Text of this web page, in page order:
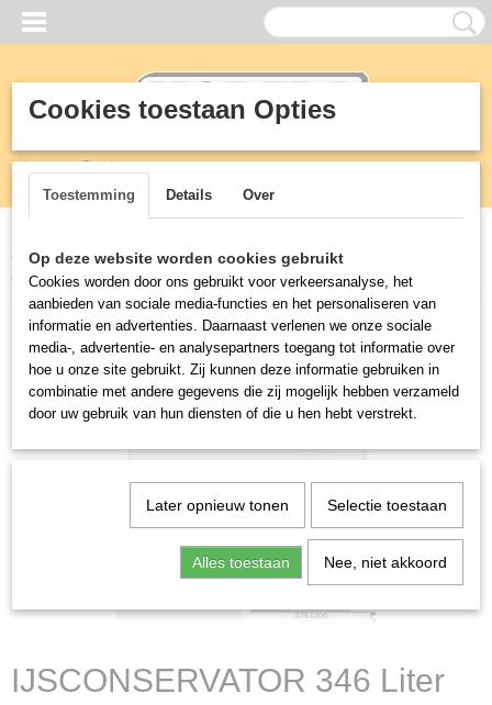
Inloggen Registreren
(0)
Home >Koeling>Liebherr IJs vrieskist >IJSCONSERVATOR 346
Liter GTE4302
IJSCONSERVATOR 346 Liter
Cookies toestaan Opties
Toestemming Details Over
Op deze website worden cookies gebruikt
Cookies worden door ons gebruikt voor verkeersanalyse, het
aanbieden van sociale media-functies en het personaliseren van
informatie en advertenties. Daarnaast verlenen we onze sociale
media-, advertentie- en analysepartners toegang tot informatie over
hoe u onze site gebruikt. Zij kunnen deze informatie gebruiken in
combinatie met andere gegevens die zij mogelijk hebben verzameld
door uw gebruik van hun diensten of die u hen hebt verstrekt.
Later opnieuw tonen Selectie toestaan
Alles toestaan Nee, niet akkoord